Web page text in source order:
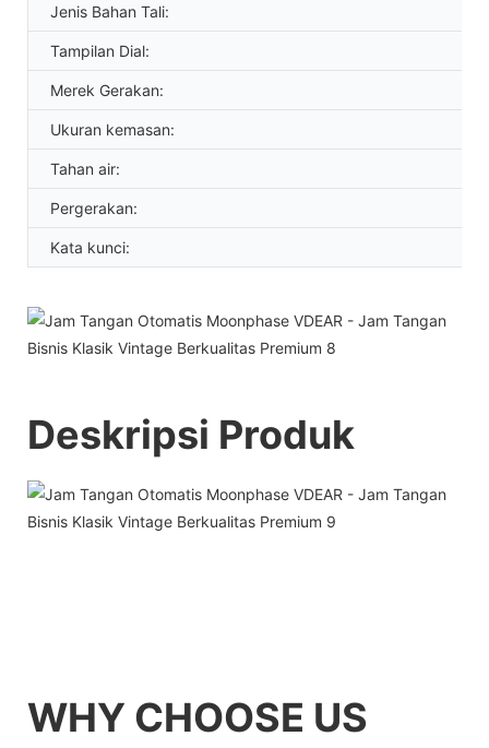
Jenis Bahan Tali:
Tampilan Dial:
Merek Gerakan:
Ukuran kemasan:
Tahan air:
Pergerakan:
Kata kunci:
Deskripsi Produk
WHY CHOOSE US